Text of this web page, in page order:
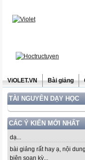
ViOLET.VN Bài giảng
TÀI NGUYÊN DẠY HỌC
CÁC Ý KIẾN MỚI NHẤT
dạ...
bài giảng rất hay ạ, nội dung
biên soạn kỳ...